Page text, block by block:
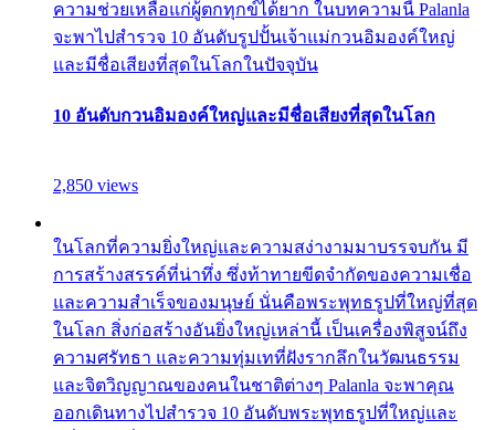
ความช่วยเหลือแก่ผู้ตกทุกข์ได้ยาก ในบทความนี้ Palanla
จะพาไปสำรวจ 10 อันดับรูปปั้นเจ้าแม่กวนอิมองค์ใหญ่
และมีชื่อเสียงที่สุดในโลกในปัจจุบัน
10 อันดับกวนอิมองค์ใหญ่และมีชื่อเสียงที่สุดในโลก
2,850 views
ในโลกที่ความยิ่งใหญ่และความสง่างามมาบรรจบกัน มี
การสร้างสรรค์ที่น่าทึ่ง ซึ่งท้าทายขีดจำกัดของความเชื่อ
และความสำเร็จของมนุษย์ นั่นคือพระพุทธรูปที่ใหญ่ที่สุด
ในโลก สิ่งก่อสร้างอันยิ่งใหญ่เหล่านี้ เป็นเครื่องพิสูจน์ถึง
ความศรัทธา และความทุ่มเทที่ฝังรากลึกในวัฒนธรรม
และจิตวิญญาณของคนในชาติต่างๆ Palanla จะพาคุณ
ออกเดินทางไปสำรวจ 10 อันดับพระพุทธรูปที่ใหญ่และ